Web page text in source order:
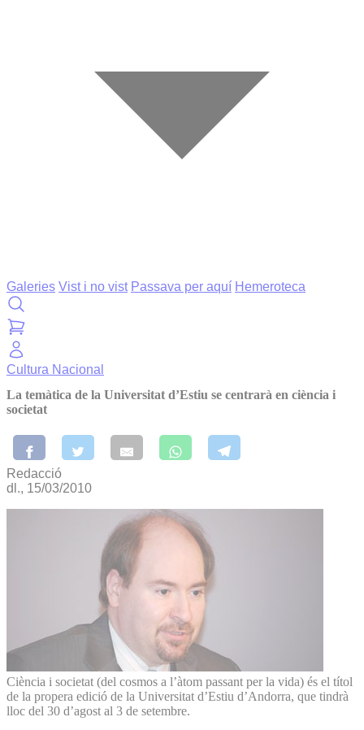
Galeries Vist i no vist Passava per aquí Hemeroteca
Cultura Nacional
La temàtica de la Universitat d’Estiu se centrarà en ciència i
societat
Redacció
dl., 15/03/2010
Ciència i societat (del cosmos a l’àtom passant per la vida) és el títol
de la propera edició de la Universitat d’Estiu d’Andorra, que tindrà
lloc del 30 d’agost al 3 de setembre.